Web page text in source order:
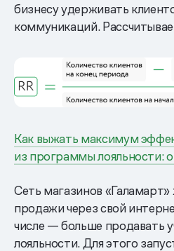
бизнесу удерживать
коммуникаций.
Как выжать максимум
из программы лояльности:
Сеть магазинов «Галамарт»
продажи через свой
числе — больше продавать
лояльности. Для этого